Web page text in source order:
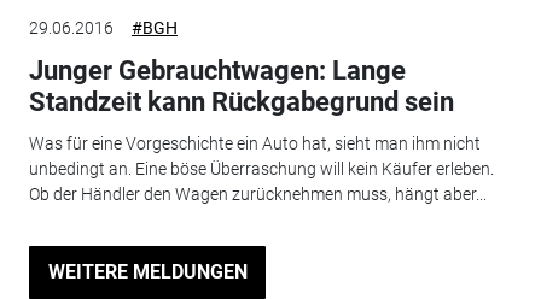
29.06.2016 #BGH
Junger Gebrauchtwagen: Lange
Standzeit kann Rückgabegrund sein
Was für eine Vorgeschichte ein Auto hat, sieht man ihm nicht
unbedingt an. Eine böse Überraschung will kein Käufer erleben.
Ob der Händler den Wagen zurücknehmen muss, hängt aber...
WEITERE MELDUNGEN